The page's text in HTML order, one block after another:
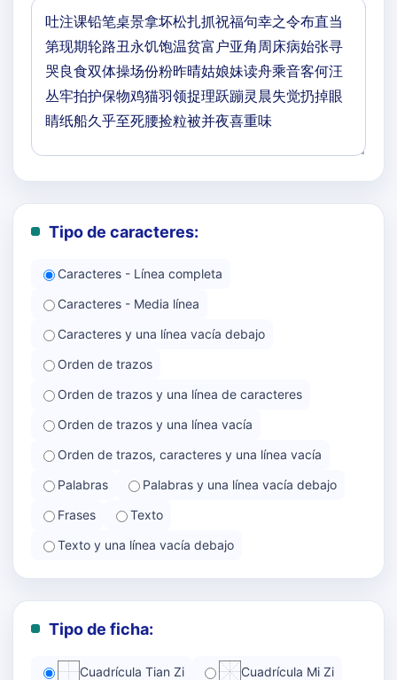
Tipo de caracteres:
Caracteres - Línea completa
Caracteres - Media línea
Caracteres y una línea vacía debajo
Orden de trazos
Orden de trazos y una línea de caracteres
Orden de trazos y una línea vacía
Orden de trazos, caracteres y una línea vacía
Palabras
Palabras y una línea vacía debajo
Frases
Texto
Texto y una línea vacía debajo
Tipo de ficha:
Cuadrícula Tian Zi Cuadrícula Mi Zi